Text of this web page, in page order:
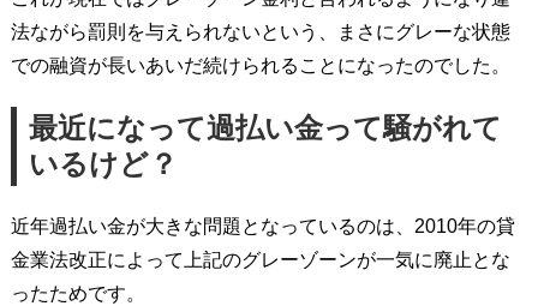
法ながら罰則を与えられないという、まさにグレーな状態
での融資が長いあいだ続けられることになったのでした。
最近になって過払い金って騒がれて
いるけど？
近年過払い金が大きな問題となっているのは、2010年の貸
金業法改正によって上記のグレーゾーンが一気に廃止とな
ったためです。